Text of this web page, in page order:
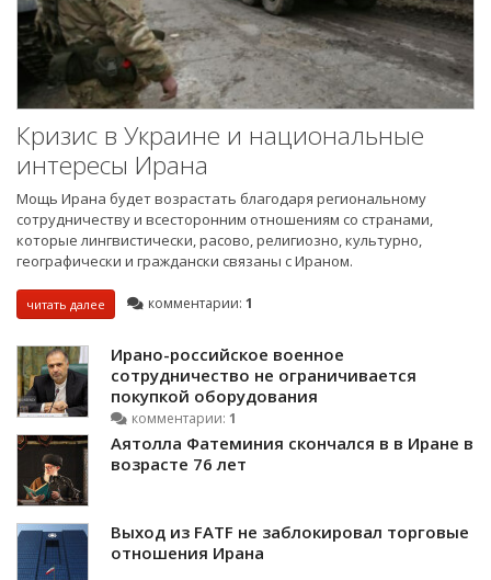
Кризис в Украине и национальные
интересы Ирана
Мощь Ирана будет возрастать благодаря региональному
сотрудничеству и всесторонним отношениям со странами,
которые лингвистически, расово, религиозно, культурно,
географически и граждански связаны с Ираном.
читать далее комментарии: 1
Ирано-российское военное
сотрудничество не ограничивается
покупкой оборудования
комментарии: 1
Аятолла Фатеминия скончался в в Иране в
возрасте 76 лет
Выход из FATF не заблокировал торговые
отношения Ирана